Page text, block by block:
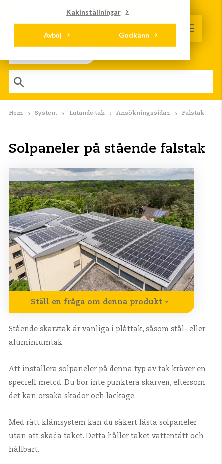
Kakinställningar
Godkänn
Avböj
Hem System Lutande tak Ansökningssidan Falstak
Solpaneler på stående falstak
Ställ en fråga om denna produkt
Stående skarvtak är vanliga i plåttak, såsom stål- eller
aluminiumtak.
Att installera solpaneler på denna typ av tak kräver en
speciell metod. Du bör inte punktera skarven, eftersom
det kan orsaka skador och läckage.
Med rätt klämsystem kan du säkert fästa solpaneler
utan att skada taket. Detta håller taket vattentätt och
hållbart.